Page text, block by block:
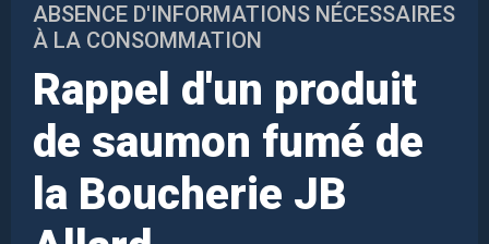
ABSENCE D'INFORMATIONS NÉCESSAIRES
À LA CONSOMMATION
Rappel d'un produit
de saumon fumé de
la Boucherie JB